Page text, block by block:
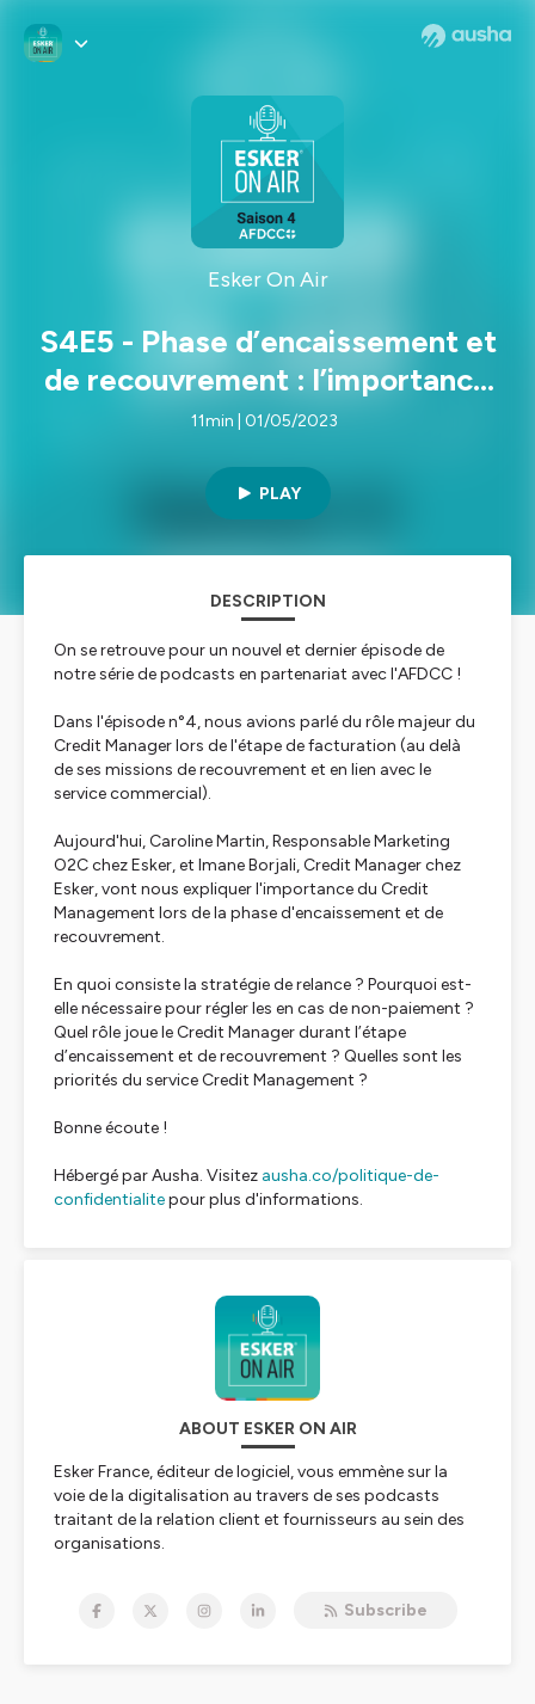
Esker On Air
S4E5 - Phase d’encaissement et
de recouvrement : l’importance
du Credit Management
11min | 01/05/2023
PLAY
DESCRIPTION
On se retrouve pour un nouvel et dernier épisode de
notre série de podcasts en partenariat avec l'AFDCC !
Dans l'épisode n°4, nous avions parlé du rôle majeur du
Credit Manager lors de l'étape de facturation (au delà
de ses missions de recouvrement et en lien avec le
service commercial).
Aujourd'hui, Caroline Martin, Responsable Marketing
O2C chez Esker, et Imane Borjali, Credit Manager chez
Esker, vont nous expliquer l'importance du Credit
Management lors de la phase d'encaissement et de
recouvrement.
En quoi consiste la stratégie de relance ? Pourquoi est-
elle nécessaire pour régler les en cas de non-paiement ?
Quel rôle joue le Credit Manager durant l’étape
d’encaissement et de recouvrement ? Quelles sont les
priorités du service Credit Management ?
Bonne écoute !
Hébergé par Ausha. Visitez ausha.co/politique-de-
confidentialitepour plus d'informations.
ABOUT ESKER ON AIR
Esker France, éditeur de logiciel, vous emmène sur la
voie de la digitalisation au travers de ses podcasts
traitant de la relation client et fournisseurs au sein des
organisations.
confidentialite
pour plus d'informations.Subscribe